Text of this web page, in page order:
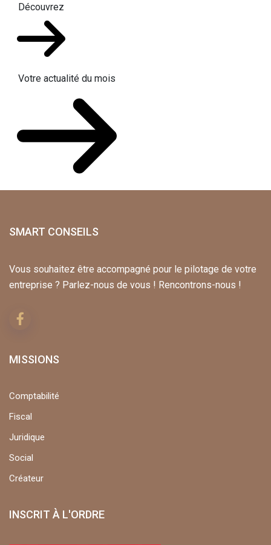
Découvrez
Votre actualité du mois
SMART CONSEILS
Vous souhaitez être accompagné pour le pilotage de votre
entreprise ? Parlez-nous de vous ! Rencontrons-nous !
MISSIONS
Comptabilité
Fiscal
Juridique
Social
Créateur
INSCRIT À L'ORDRE